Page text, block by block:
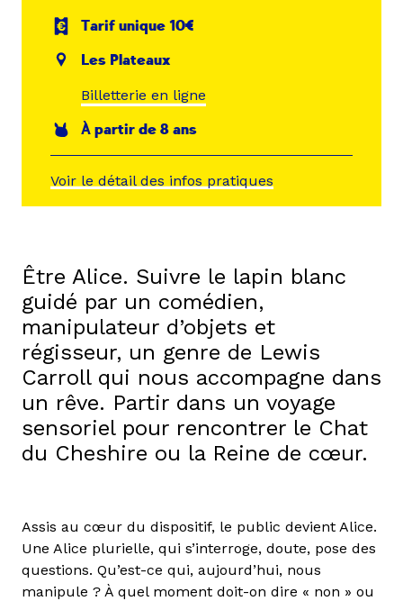
Tarif unique 10€
Les Plateaux
Billetterie en ligne
À partir de 8 ans
Voir le détail des infos pratiques
Être Alice. Suivre le lapin blanc
guidé par un comédien,
manipulateur d’objets et
régisseur, un genre de Lewis
Carroll qui nous accompagne dans
un rêve. Partir dans un voyage
sensoriel pour rencontrer le Chat
du Cheshire ou la Reine de cœur.
Assis au cœur du dispositif, le public devient Alice.
Une Alice plurielle, qui s’interroge, doute, pose des
questions. Qu’est-ce qui, aujourd’hui, nous
manipule ? À quel moment doit-on dire « non » ou